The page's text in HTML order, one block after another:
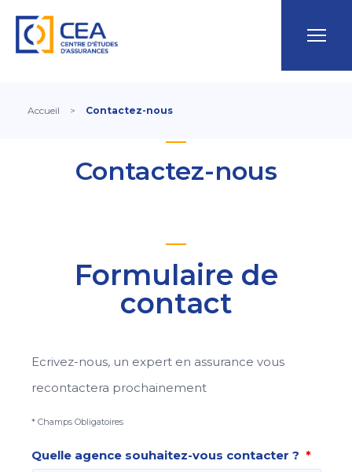
Accueil > Contactez-nous
Contactez-nous
Formulaire de
contact
Ecrivez-nous, un expert en assurance vous
recontactera prochainement
* Champs Obligatoires
Quelle agence souhaitez-vous contacter ? *